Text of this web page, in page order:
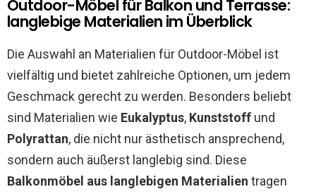
Outdoor-Möbel für Balkon und Terrasse:
langlebige Materialien im Überblick
Die Auswahl an Materialien für Outdoor-Möbel ist
vielfältig und bietet zahlreiche Optionen, um jedem
Geschmack gerecht zu werden. Besonders beliebt
sind Materialien wie Eukalyptus, Kunststoff und
Polyrattan, die nicht nur ästhetisch ansprechend,
sondern auch äußerst langlebig sind. Diese
Balkonmöbel aus langlebigen Materialien tragen